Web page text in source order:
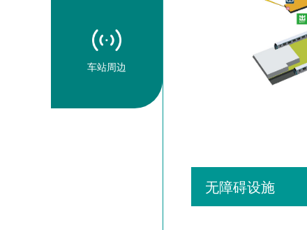
车站周边
无障碍设施